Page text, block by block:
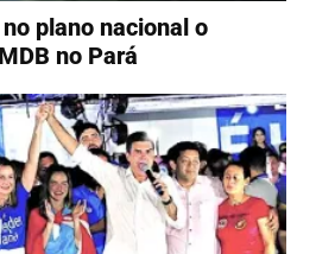
plano nacional o
no Pará